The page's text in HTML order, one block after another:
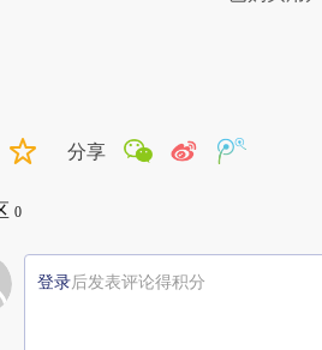
分享
0
登录后发表评论得积分